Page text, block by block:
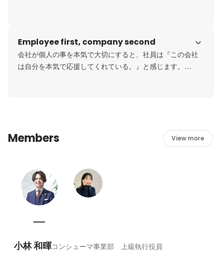
と差別化される独自性も育まれ、社会や組織に新しい風を
吹き込む存在になれるのです。挑戦と変化を恐れず、創造
と革新に価値を置く姿勢が、未来を形づくります。
Employee first, company second
会社が個人の事を本気で大切にすると、社員は『この会社
は自分を本気で応援してくれている。』と感じます。
ます。
そう信じることが、真に人を大切にすることの本質だと考
Members View more
小林 和暉コンシューマ事業部 上級執行役員